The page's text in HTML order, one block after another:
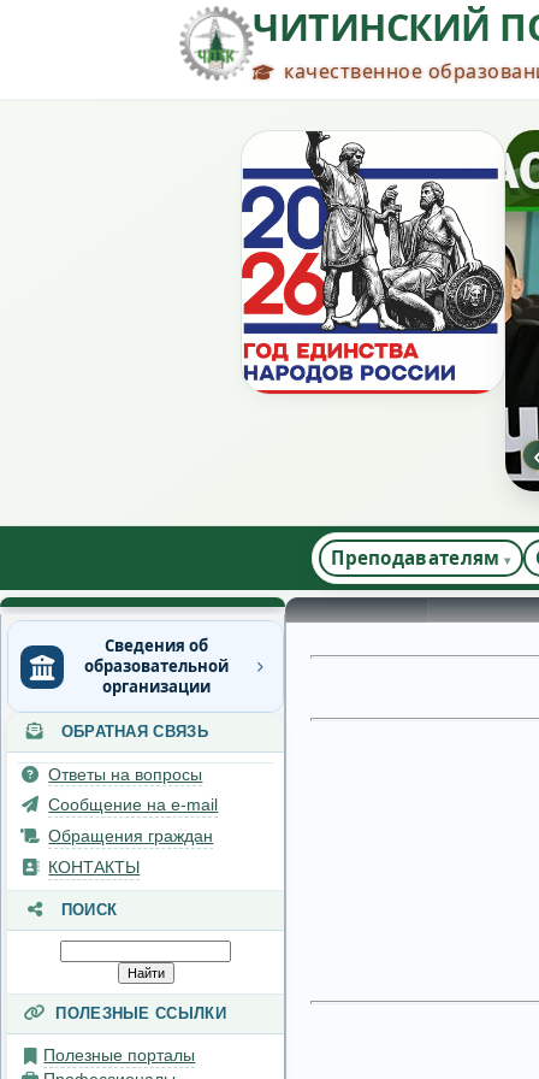
ЧИТИНСКИЙ
качественное
Преподавателям
Сведения об
образовательной
организации
Основные сведения
Структура и органы
управления
образовательной
организацией
Документы
Образование
Руководство
Педагогический состав
Материально-техническое
оснащенность
образовательного
ОБРАТНАЯ СВЯЗЬ
Ответы на вопросы
Сообщение на e-mail
Обращения граждан
КОНТАКТЫ
ПОИСК
ПОЛЕЗНЫЕ ССЫЛКИ
Полезные порталы